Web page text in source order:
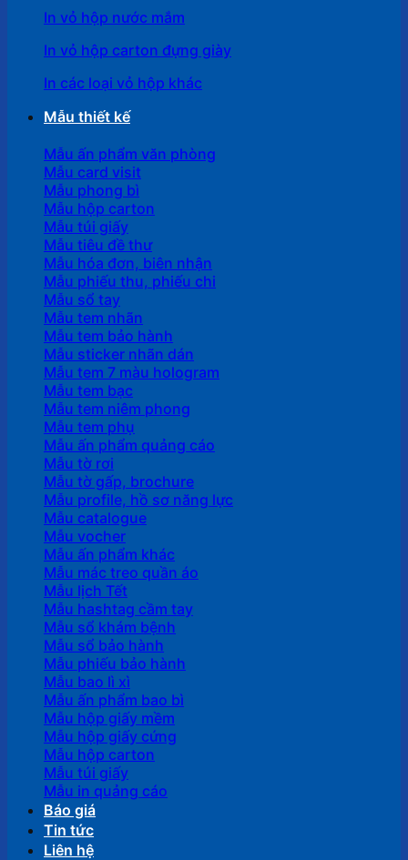
In vỏ hộp nước mắm
In vỏ hộp carton đựng giày
In các loại vỏ hộp khác
Mẫu thiết kế
Mẫu ấn phẩm văn phòng
Mẫu card visit
Mẫu phong bì
Mẫu hộp carton
Mẫu túi giấy
Mẫu tiêu đề thư
Mẫu hóa đơn, biên nhận
Mẫu phiếu thu, phiếu chi
Mẫu sổ tay
Mẫu tem nhãn
Mẫu tem bảo hành
Mẫu sticker nhãn dán
Mẫu tem 7 màu hologram
Mẫu tem bạc
Mẫu tem niêm phong
Mẫu tem phụ
Mẫu ấn phẩm quảng cáo
Mẫu tờ rơi
Mẫu tờ gấp, brochure
Mẫu profile, hồ sơ năng lực
Mẫu catalogue
Mẫu vocher
Mẫu ấn phẩm khác
Mẫu mác treo quần áo
Mẫu lịch Tết
Mẫu hashtag cầm tay
Mẫu sổ khám bệnh
Mẫu sổ bảo hành
Mẫu phiếu bảo hành
Mẫu bao lì xì
Mẫu ấn phẩm bao bì
Mẫu hộp giấy mềm
Mẫu hộp giấy cứng
Mẫu hộp carton
Mẫu túi giấy
Mẫu in quảng cáo
Báo giá
Tin tức
Liên hệ